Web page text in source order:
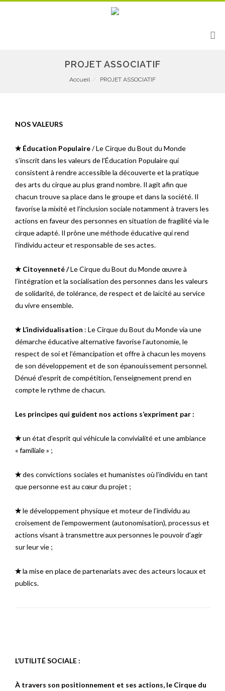
PROJET ASSOCIATIF
Accueil PROJET ASSOCIATIF
NOS VALEURS
✭ Éducation Populaire/ Le Cirque du Bout du Monde
s’inscrit dans les valeurs de l’Éducation Populaire qui
consistent à rendre accessible la découverte et la pratique
des arts du cirque au plus grand nombre. Il agit afin que
chacun trouve sa place dans le groupe et dans la société. Il
favorise la mixité et l’inclusion sociale notamment à travers les
actions en faveur des personnes en situation de fragilité via le
cirque adapté. Il prône une méthode éducative qui rend
l’individu acteur et responsable de ses actes.
✭ Citoyenneté /Le Cirque du Bout du Monde œuvre à
l’intégration et la socialisation des personnes dans les valeurs
de solidarité, de tolérance, de respect et de laïcité au service
du vivre ensemble.
✭ L’individualisation : Le Cirque du Bout du Monde via une
démarche éducative alternative favorise l’autonomie, le
respect de soi et l’émancipation et offre à chacun les moyens
de son développement et de son épanouissement personnel.
Dénué d’esprit de compétition, l’enseignement prend en
compte le rythme de chacun.
Les principes qui guident nos actions s’expriment par :
✭un état d’esprit qui véhicule la convivialité et une ambiance
« familiale » ;
✭des convictions sociales et humanistes où l’individu en tant
que personne est au cœur du projet ;
✭le développement physique et moteur de l’individu au
croisement de l’empowerment (autonomisation), processus et
actions visant à transmettre aux personnes le pouvoir d’agir
sur leur vie ;
✭la mise en place de partenariats avec des acteurs locaux et
publics.
L’UTILITÉ SOCIALE :
À travers son positionnement et ses actions, le Cirque du